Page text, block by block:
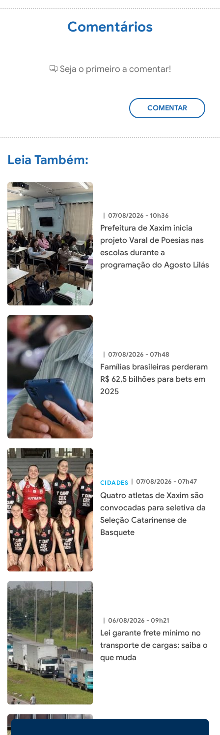
Comentários
Seja o primeiro a comentar!
ADICIONAR
Leia Também:
| 07/08/2026 - 10h36
Prefeitura de Xaxim inicia
projeto Varal de Poesias nas
escolas durante a
programação do Agosto Lilás
| 07/08/2026 - 07h48
Famílias brasileiras perderam
R$ 62,5 bilhões para bets em
2025
CIDADES | 07/08/2026 - 07h47
Quatro atletas de Xaxim são
convocadas para seletiva da
Seleção Catarinense de
Basquete
| 06/08/2026 - 09h21
Lei garante frete mínimo no
transporte de cargas; saiba o
que muda